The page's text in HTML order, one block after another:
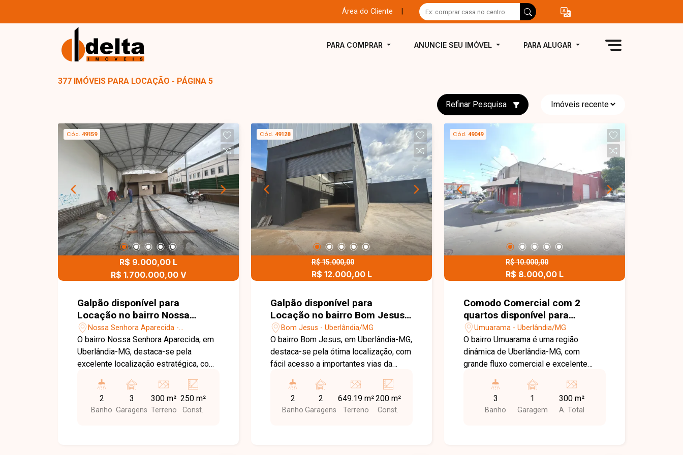
Área do Cliente
PARA COMPRAR ANUNCIE SEU IMÓVEL PARA ALUGAR
377 IMÓVEIS PARA LOCAÇÃO - PÁGINA 5
Refinar Pesquisa
Cód. 49159
R$ 9.000,00 L
R$ 1.700.000,00 V
Galpão disponível para
Locação no bairro Nossa
Senhora Aparecida em
Uberlândia-MG
Nossa Senhora Aparecida -
Uberlândia/MG
O bairro Nossa Senhora Aparecida, em
Uberlândia-MG, destaca-se pela
excelente localização estratégica, com
cidade, proximidade de áreas
comerciais consolidadas e
infraestrutura completa. É uma região
2
Banho
3
Garagens
300 m²
Terreno
250 m²
Const.
Cód. 49128
R$ 15.000,00
R$ 12.000,00 L
Galpão disponível para
Locação no bairro Bom Jesus
em Uberlândia - MG.
Bom Jesus - Uberlândia/MG
O bairro Bom Jesus, em Uberlândia-MG,
destaca-se pela ótima localização, com
fácil acesso a importantes vias da
completa, comércio variado e
praticidade para empresas que buscam
crescimento e visibilidade. É uma
2
Banho
2
Garagens
649.19 m²
Terreno
200 m²
Const.
Cód. 49049
R$ 10.000,00
R$ 8.000,00 L
Comodo Comercial com 2
quartos disponível para
locação no bairro Umuarama
em Uberlândia-MG
Umuarama - Uberlândia/MG
O bairro Umuarama é uma região
dinâmica de Uberlândia-MG, com
grande fluxo comercial e excelente
supermercados, universidades,
serviços variados e fácil acesso às
principais avenidas, sendo ideal para
3
Banho
1
Garagem
300 m²
A. Total